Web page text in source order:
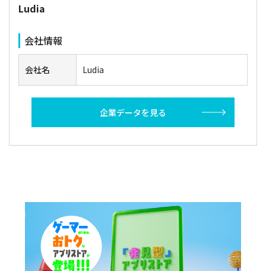
Ludia
会社情報
会社名 Ludia
企業データを見る